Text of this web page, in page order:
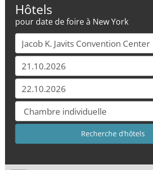
Hôtels
pour date de foire à New York